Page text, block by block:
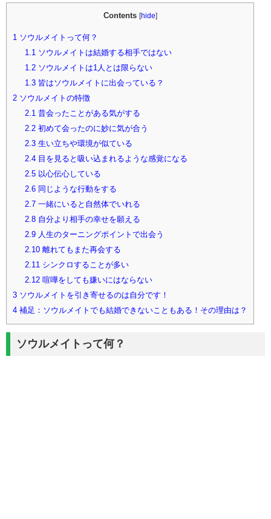
Contents [hide]
1 ソウルメイトって何？
1.1ソウルメイトは結婚する相手ではない
1.2ソウルメイトは1人とは限らない
1.3皆はソウルメイトに出会っている？
2 ソウルメイトの特徴
2.1昔会ったことがある気がする
2.2初めて会ったのに妙に気が合う
2.3生い立ちや環境が似ている
2.4目を見ると吸い込まれるような感覚になる
2.5以心伝心している
2.6同じような行動をする
2.7一緒にいると自然体でいれる
2.8自分より相手の幸せを願える
2.9人生のターニングポイントで出会う
2.10離れてもまた再会する
2.11シンクロすることが多い
2.12喧嘩をしても嫌いにはならない
3 ソウルメイトを引き寄せるのは自分です！
4 補足：ソウルメイトでも結婚できないこともある！その理由は？
ソウルメイトって何？